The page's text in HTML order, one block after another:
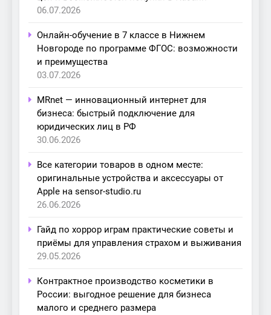
06.07.2026
Онлайн-обучение в 7 классе в Нижнем
Новгороде по программе ФГОС: возможности
и преимущества
03.07.2026
MRnet — инновационный интернет для
бизнеса: быстрый подключение для
юридических лиц в РФ
30.06.2026
Все категории товаров в одном месте:
оригинальные устройства и аксессуары от
Apple на sensor-studio.ru
26.06.2026
Гайд по хоррор играм практические советы и
приёмы для управления страхом и выживания
29.05.2026
Контрактное производство косметики в
России: выгодное решение для бизнеса
малого и среднего размера